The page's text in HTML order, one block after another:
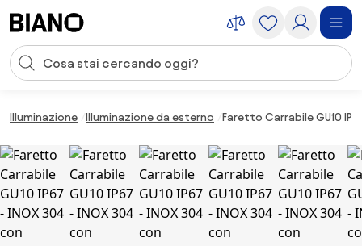
Input della ricerca
Illuminazione Illuminazione da esterno Faretto Carrabile GU10